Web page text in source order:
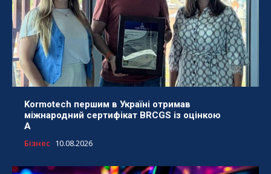
Kormotech першим в Україні отримав
міжнародний сертифікат BRCGS із оцінкою
A
Бізнес 10.08.2026